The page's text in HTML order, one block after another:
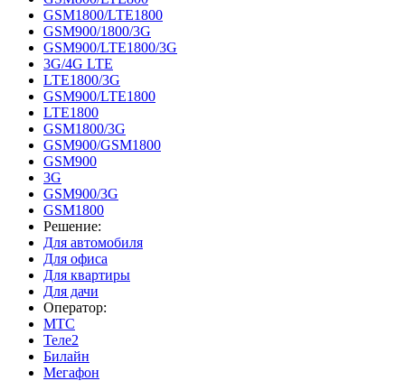
GSM1800/LTE1800
GSM900/1800/3G
GSM900/LTE1800/3G
3G/4G LTE
LTE1800/3G
GSM900/LTE1800
LTE1800
GSM1800/3G
GSM900/GSM1800
GSM900
3G
GSM900/3G
GSM1800
Решение:
Для автомобиля
Для офиса
Для квартиры
Для дачи
Оператор:
МТС
Теле2
Билайн
Мегафон